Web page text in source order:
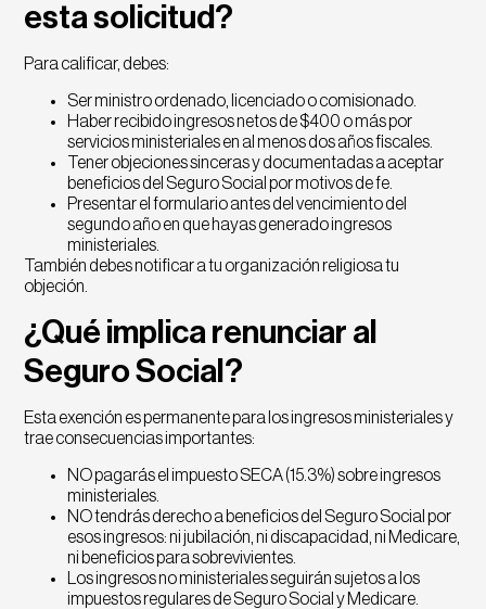
esta solicitud?
Para calificar, debes:
Ser ministro ordenado, licenciado o comisionado.
Haber recibido ingresos netos de $400 o más por
servicios ministeriales en al menos dos años fiscales.
Tener objeciones sinceras y documentadas a aceptar
beneficios del Seguro Social por motivos de fe.
Presentar el formulario antes del vencimiento del
segundo año en que hayas generado ingresos
ministeriales.
También debes notificar a tu organización religiosa tu
objeción.
¿Qué implica renunciar al
Seguro Social?
Esta exención es permanente para los ingresos ministeriales y
trae consecuencias importantes:
NO pagarás el impuesto SECA (15.3%) sobre ingresos
ministeriales.
NO tendrás derecho a beneficios del Seguro Social por
esos ingresos: ni jubilación, ni discapacidad, ni Medicare,
ni beneficios para sobrevivientes.
Los ingresos no ministeriales seguirán sujetos a los
impuestos regulares de Seguro Social y Medicare.